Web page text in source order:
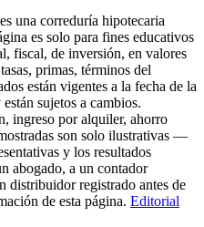
una correduría hipotecaria
es solo para fines educativos
fiscal, de inversión, en valores
primas, términos del
están vigentes a la fecha de la
sujetos a cambios.
ingreso por alquiler, ahorro
son solo ilustrativas —
y los resultados
abogado, a un contador
distribuidor registrado antes de
de esta página. Editorial